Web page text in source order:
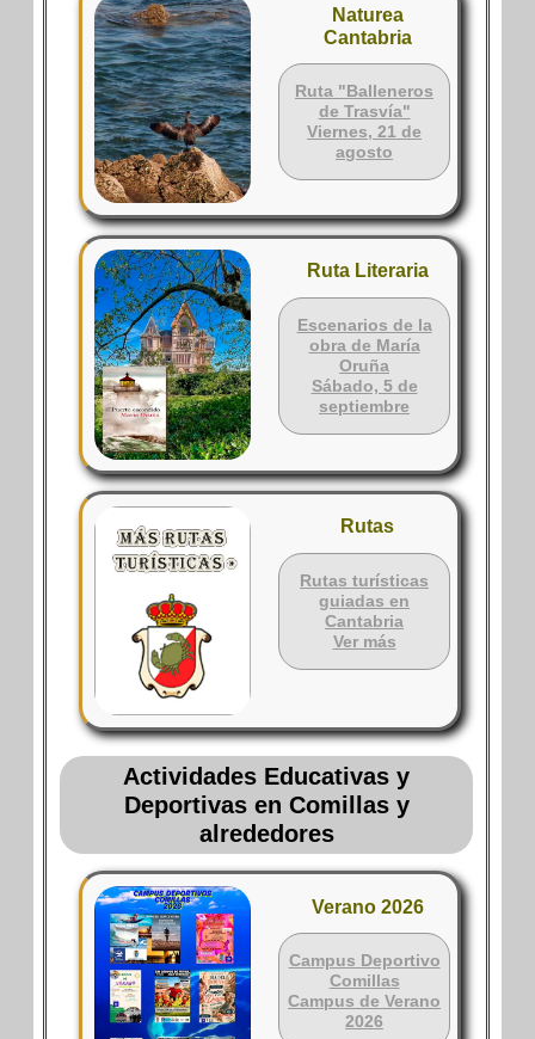
Naturea
Cantabria
Ruta "Balleneros
de Trasvía"
Viernes, 21 de
agosto
Ruta Literaria
Escenarios de la
obra de María
Oruña
Sábado, 5 de
septiembre
Rutas
Rutas turísticas
guiadas en
Cantabria
Ver más
Actividades Educativas y
Deportivas en Comillas y
alrededores
Verano 2026
Campus Deportivo
Comillas
Campus de Verano
2026